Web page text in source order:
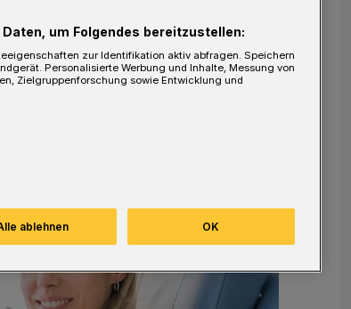
um Folgendes bereitzustellen:
zur Identifikation aktiv abfragen. Speichern
Personalisierte Werbung und Inhalte, Messung von
Zielgruppenforschung sowie Entwicklung und
ablehnen OK